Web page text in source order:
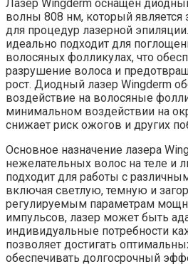
Лазер Wingderm оснащен
волны 808 нм, который является
для процедур лазерной
идеально подходит для
волосяных фолликулах, что
разрушение волоса и
рост. Диодный лазер Wingderm
воздействие на волосяные
минимальном воздействии на
снижает риск ожогов и других
Основное назначение лазера
нежелательных волос на теле и
подходит для работы с
включая светлую, темную и
регулируемым параметрам
импульсов, лазер может быть
индивидуальные потребности
позволяет достигать
обеспечивать долгосрочный